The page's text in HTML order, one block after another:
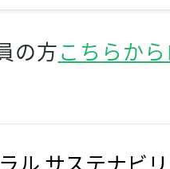
の方こちらか
ル サステナビ